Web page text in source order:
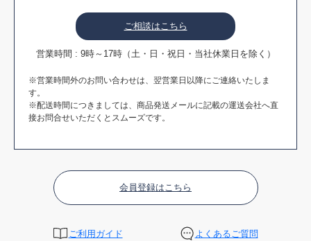
ご相談はこちら
営業時間 : 9時～17時（土・日・祝日・当社休業日を除く）
※営業時間外のお問い合わせは、翌営業日以降にご連絡いたしま
す。
※配送時間につきましては、商品発送メールに記載の運送会社へ直
接お問合せいただくとスムーズです。
会員登録はこちら
ご利用ガイド よくあるご質問